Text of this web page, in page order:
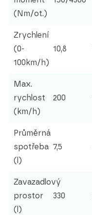
(Nm/ot.)
Zrychlení
(0-
100km/h)
10,8
Max.
rychlost
(km/h)
200
Průměrná
spotřeba
(l)
7,5
Zavazadlový
prostor
(l)
330